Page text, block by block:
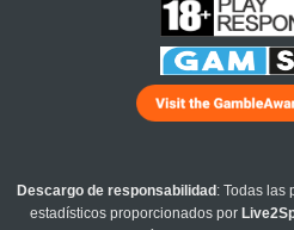
Descargo de responsabilidad : Todas las
estadísticos proporcionados por